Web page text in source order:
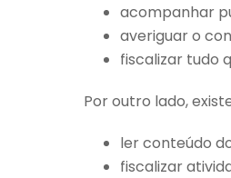
acompanhar
averiguar o
fiscalizar tudo
Por outro lado,
ler conteúdo
fiscalizar